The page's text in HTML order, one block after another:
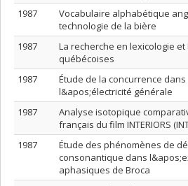
1987
Vocabulaire alphabétique
technologie de la bière
1987
La recherche en lexicologie
québécoises
1987
Étude de la concurrence
l&apos;électricité générale
1987
Analyse isotopique
français du film INTERIORS
1987
Étude des phénomènes de
consonantique dans
aphasiques de Broca